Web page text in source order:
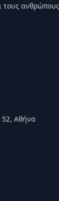
τους ανθρώπους
52, Αθήνα